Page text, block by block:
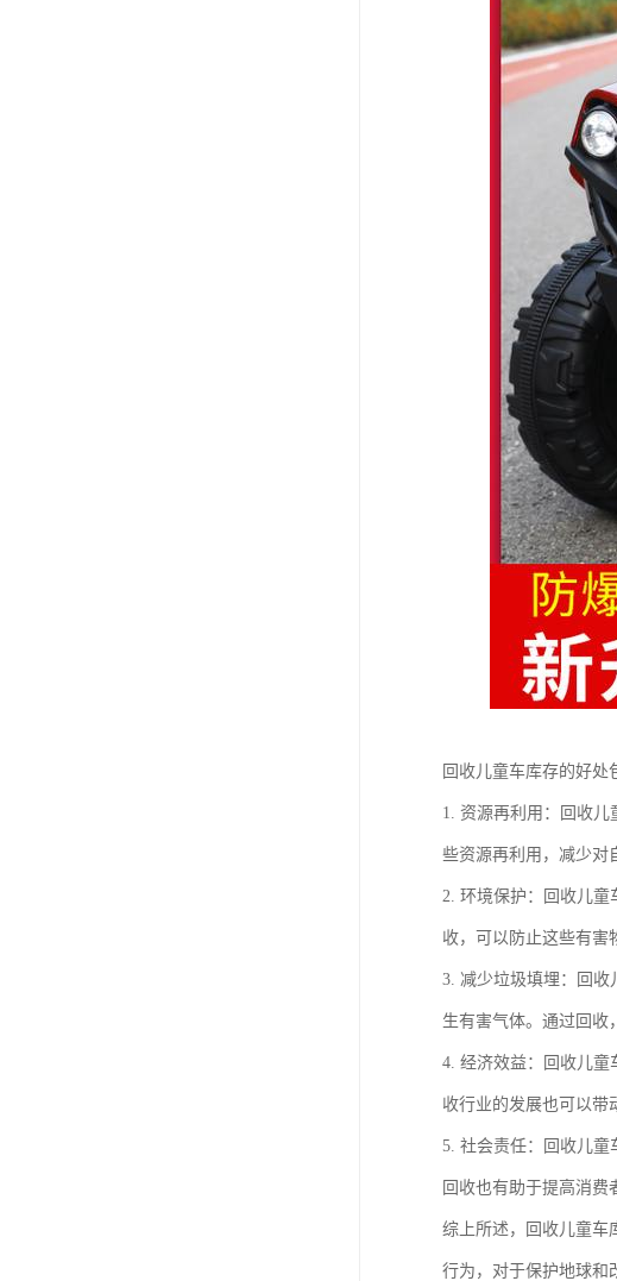
回收儿童车库存的好处
1. 资源再利用：回收
些资源再利用，减少对
2. 环境保护：回收儿童
收，可以防止这些有害
3. 减少垃圾填埋：回收
生有害气体。通过回收
4. 经济效益：回收儿童
收行业的发展也可以带
5. 社会责任：回收儿童
回收也有助于提高消费
综上所述，回收儿童车
行为，对于保护地球和